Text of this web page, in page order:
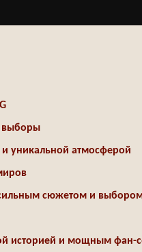
выборы
уникальной атмосферой
сильным сюжетом и
историей и мощным фан-